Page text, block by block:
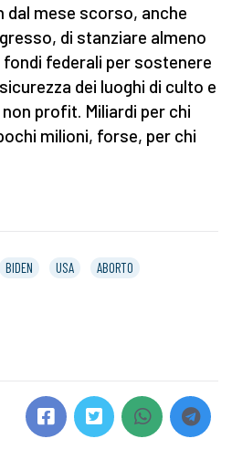
dal mese scorso, anche
di stanziare almeno
federali per sostenere
dei luoghi di culto e
profit. Miliardi per chi
milioni, forse, per chi
BIDEN USA
ABORTO